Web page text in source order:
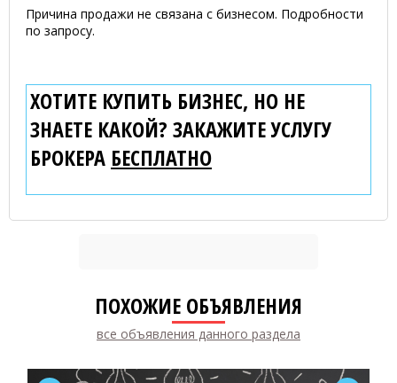
Причина продажи не связана с бизнесом. Подробности
по запросу.
ХОТИТЕ КУПИТЬ БИЗНЕС, НО НЕ
ЗНАЕТЕ КАКОЙ? ЗАКАЖИТЕ УСЛУГУ
БРОКЕРА БЕСПЛАТНО
ПОХОЖИЕ ОБЪЯВЛЕНИЯ
все объявления данного раздела